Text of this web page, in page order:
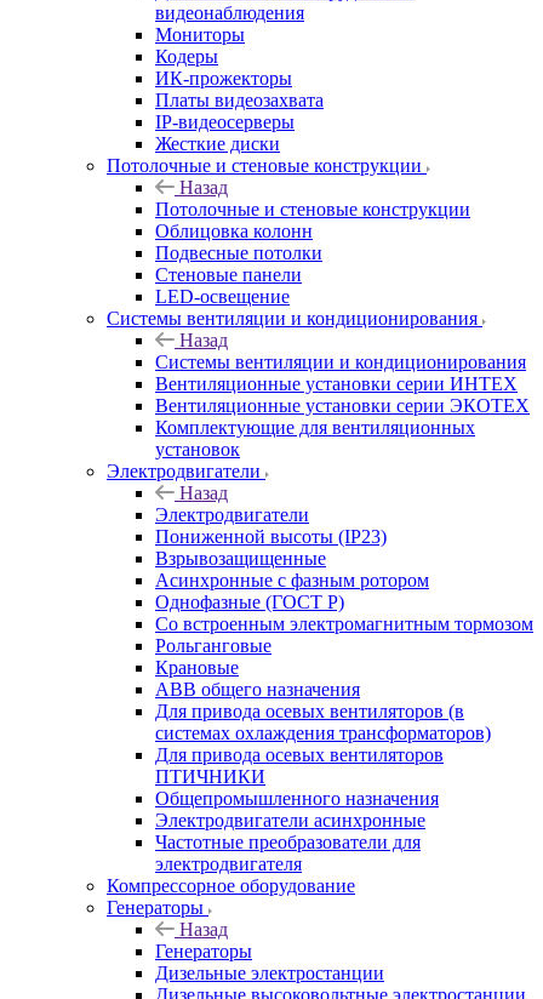
видеонаблюдения
Мониторы
Кодеры
ИК-прожекторы
Платы видеозахвата
IP-видеосерверы
Жесткие диски
Потолочные и стеновые конструкции
Назад
Потолочные и стеновые конструкции
Облицовка колонн
Подвесные потолки
Стеновые панели
LED-освещение
Системы вентиляции и кондиционирования
Назад
Системы вентиляции и кондиционирования
Вентиляционные установки серии ИНТЕХ
Вентиляционные установки серии ЭКОТЕХ
Комплектующие для вентиляционных
установок
Электродвигатели
Назад
Электродвигатели
Пониженной высоты (IP23)
Взрывозащищенные
Асинхронные с фазным ротором
Однофазные (ГОСТ Р)
Со встроенным электромагнитным тормозом
Рольганговые
Крановые
АВВ общего назначения
Для привода осевых вентиляторов (в
системах охлаждения трансформаторов)
Для привода осевых вентиляторов
ПТИЧНИКИ
Общепромышленного назначения
Электродвигатели асинхронные
Частотные преобразователи для
электродвигателя
Компрессорное оборудование
Генераторы
Назад
Генераторы
Дизельные электростанции
Дизельные высоковольтные электростанции